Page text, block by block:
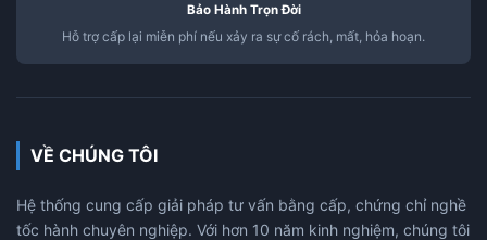
Bảo Hành Trọn Đời
Hỗ trợ cấp lại miễn phí nếu xảy ra sự cố rách, mất, hỏa hoạn.
VỀ CHÚNG TÔI
Hệ thống cung cấp giải pháp tư vấn bằng cấp, chứng chỉ nghề
tốc hành chuyên nghiệp. Với hơn 10 năm kinh nghiệm, chúng tôi